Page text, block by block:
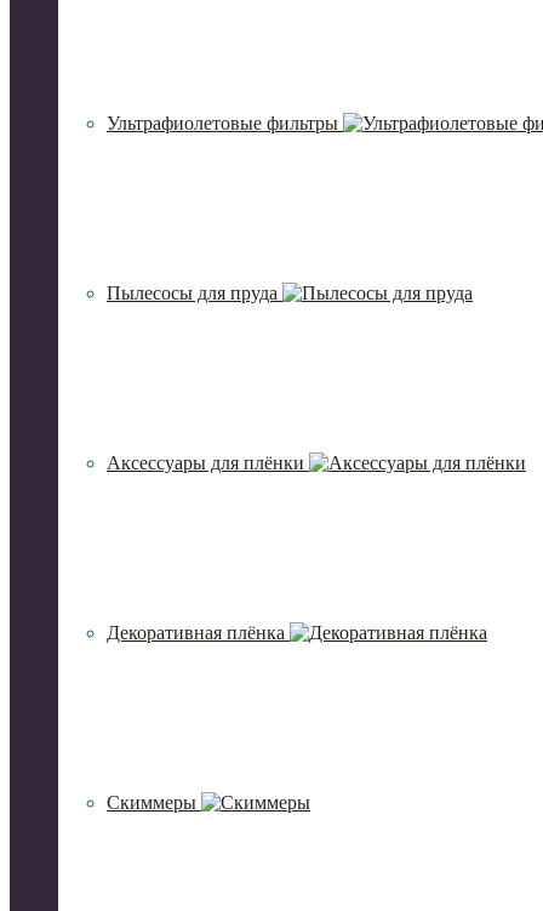
Ультрафиолетовые фильтры
Пылесосы для пруда
Аксессуары для плёнки
Декоративная плёнка
Скиммеры